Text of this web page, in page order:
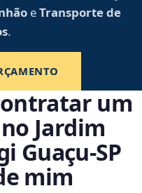
eTransporte de
.
um
Jardim
Guaçu‑SP
mim